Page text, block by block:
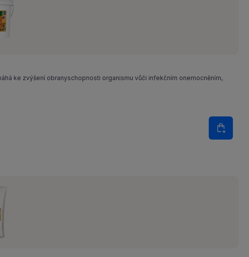
ke zvýšení obranyschopnosti organismu vůči infekčním onemocněním,
Množství
Do